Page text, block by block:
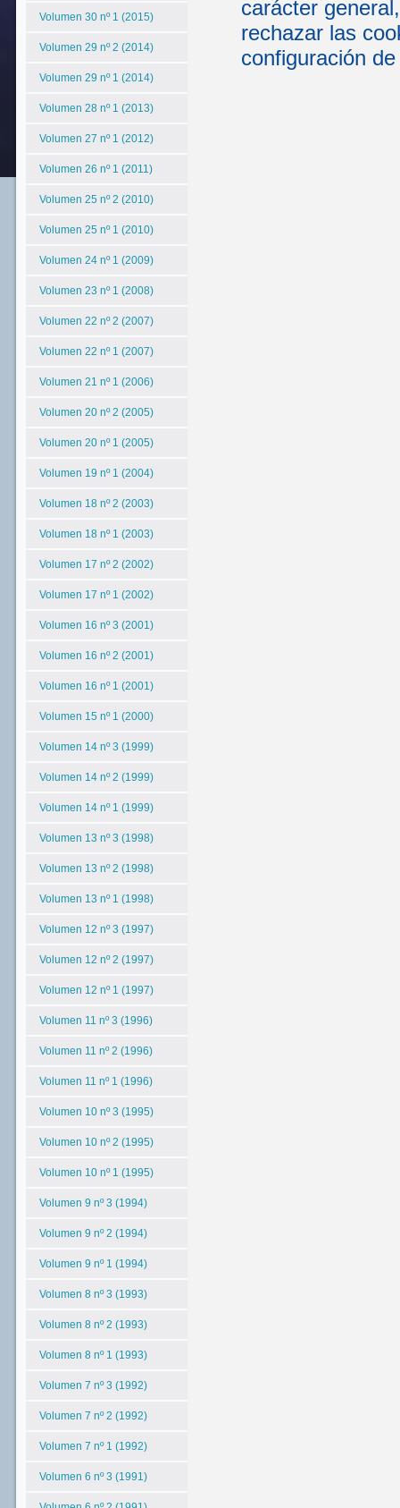
Volumen 30 nº 1 (2015)
Volumen 29 nº 2 (2014)
Volumen 29 nº 1 (2014)
Volumen 28 nº 1 (2013)
Volumen 27 nº 1 (2012)
Volumen 26 nº 1 (2011)
Volumen 25 nº 2 (2010)
Volumen 25 nº 1 (2010)
Volumen 24 nº 1 (2009)
Volumen 23 nº 1 (2008)
Volumen 22 nº 2 (2007)
Volumen 22 nº 1 (2007)
Volumen 21 nº 1 (2006)
Volumen 20 nº 2 (2005)
Volumen 20 nº 1 (2005)
Volumen 19 nº 1 (2004)
Volumen 18 nº 2 (2003)
Volumen 18 nº 1 (2003)
Volumen 17 nº 2 (2002)
Volumen 17 nº 1 (2002)
Volumen 16 nº 3 (2001)
Volumen 16 nº 2 (2001)
Volumen 16 nº 1 (2001)
Volumen 15 nº 1 (2000)
Volumen 14 nº 3 (1999)
Volumen 14 nº 2 (1999)
Volumen 14 nº 1 (1999)
Volumen 13 nº 3 (1998)
Volumen 13 nº 2 (1998)
Volumen 13 nº 1 (1998)
Volumen 12 nº 3 (1997)
Volumen 12 nº 2 (1997)
Volumen 12 nº 1 (1997)
Volumen 11 nº 3 (1996)
Volumen 11 nº 2 (1996)
Volumen 11 nº 1 (1996)
Volumen 10 nº 3 (1995)
Volumen 10 nº 2 (1995)
Volumen 10 nº 1 (1995)
Volumen 9 nº 3 (1994)
Volumen 9 nº 2 (1994)
Volumen 9 nº 1 (1994)
Volumen 8 nº 3 (1993)
Volumen 8 nº 2 (1993)
Volumen 8 nº 1 (1993)
Volumen 7 nº 3 (1992)
Volumen 7 nº 2 (1992)
Volumen 7 nº 1 (1992)
Volumen 6 nº 3 (1991)
carácter
rechazar las
configuración